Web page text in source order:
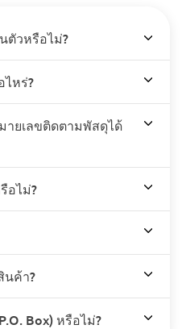
ตัวหรือไม่?
หร่?
ายเลขติดตามพัสดุได้
อไม่?
นค้า?
Box) หรือไม่?